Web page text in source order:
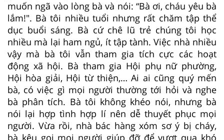
muốn ngã vào lòng bà và nói: “Bà ơi, cháu yêu bà
lắm!". Bà tôi nhiều tuổi nhưng rất chăm tập thể
dục buổi sáng. Bà cứ chê lũ trẻ chúng tôi học
nhiều mà lại ham ngủ, ít tập tành. Việc nhà nhiều
vậy mà bà tôi vẫn tham gia tích cực các hoạt
động xã hội. Bà tham gia Hội phụ nữ phường,
Hội hòa giải, Hội từ thiện,… Ai ai cũng quý mến
bà, có việc gì mọi người thường tới hỏi và nghe
bà phân tích. Bà tôi không khéo nói, nhưng bà
nói lại hợp tình hợp lí nên dễ thuyết phục mọi
người. Vừa rồi, nhà bác hàng xóm sơ ý bị cháy,
bà kêu gọi mọi người giúp đỡ để vượt qua khó